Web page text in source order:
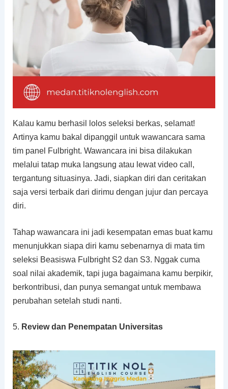
Kalau kamu berhasil lolos seleksi berkas, selamat!
Artinya kamu bakal dipanggil untuk wawancara sama
tim panel Fulbright. Wawancara ini bisa dilakukan
melalui tatap muka langsung atau lewat video call,
tergantung situasinya. Jadi, siapkan diri dan ceritakan
saja versi terbaik dari dirimu dengan jujur dan percaya
diri.
Tahap wawancara ini jadi kesempatan emas buat kamu
menunjukkan siapa diri kamu sebenarnya di mata tim
seleksi Beasiswa Fulbright S2 dan S3. Nggak cuma
soal nilai akademik, tapi juga bagaimana kamu berpikir,
berkontribusi, dan punya semangat untuk membawa
perubahan setelah studi nanti.
5. Review dan Penempatan Universitas